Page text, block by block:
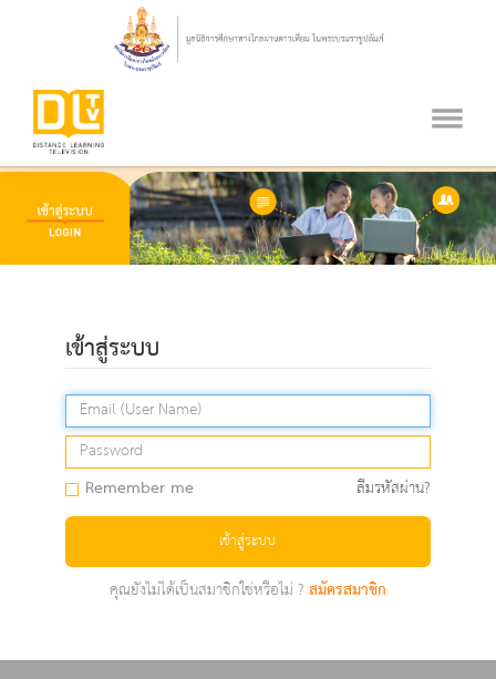
เข้าสู่ระบบ
Remember me ลืมรหัสผ่าน?
เข้าสู่ระบบ
คุณยังไม่ได้เป็นสมาชิกใช่หรือไม่ ?สมัครสมาชิก